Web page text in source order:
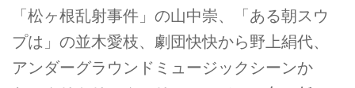
「松ヶ根乱射事件」の山中崇、「ある朝スウ
プは」の並木愛枝、劇団快快から野上絹代、
アンダーグラウンドミュージックシーンか